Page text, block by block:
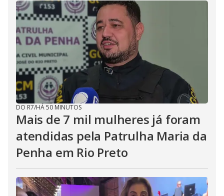
DO R7/HÁ 50 MINUTOS
Mais de 7 mil mulheres já foram
atendidas pela Patrulha Maria da
Penha em Rio Preto